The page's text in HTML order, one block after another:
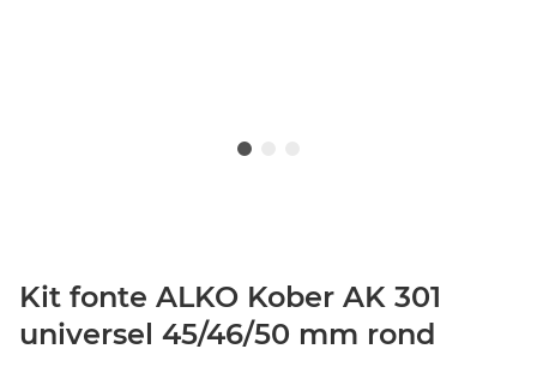
Kit fonte ALKO Kober AK 301
universel 45/46/50 mm rond